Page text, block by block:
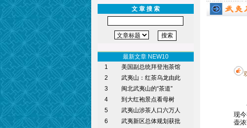
文 章 搜 索
最新文章 NEW10
1
美国副总统拜登泡茶馆
2
武夷山：红茶乌龙由此
3
闽北武夷山的“茶道”
4
到大红袍景点看母树
5
武夷山涉茶人口六万人
6
武夷新区总体规划获批
古
现
壶